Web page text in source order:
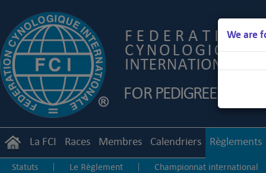
We are
La FCI Races Membres Calendriers Règlements
Statuts Le Règlement
Championnat international